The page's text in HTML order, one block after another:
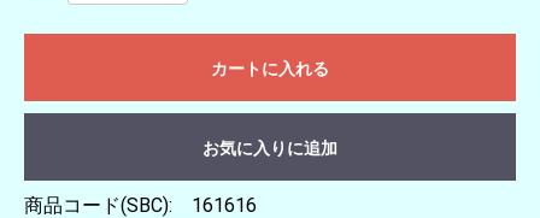
カートに入れる
お気に入りに追加
商品コード(SBC): 161616